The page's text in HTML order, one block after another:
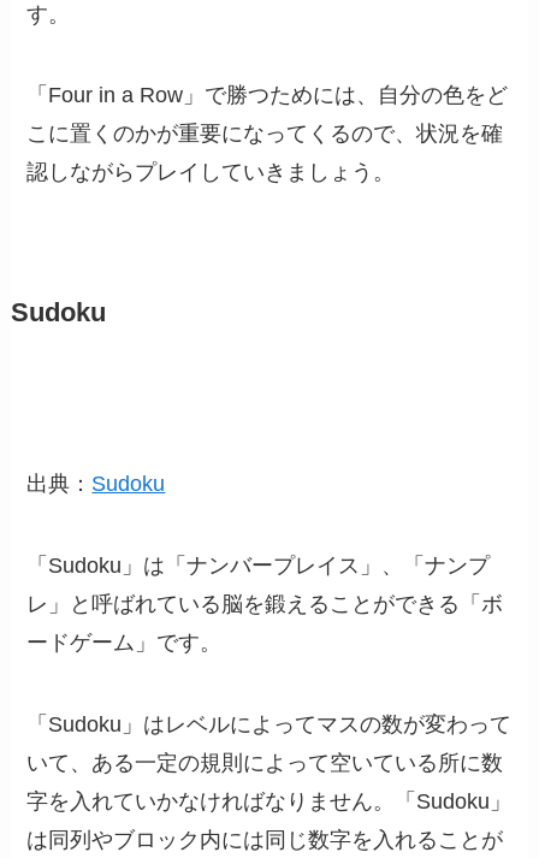
す。
「Four in a Row」で勝つためには、自分の色をど
こに置くのかが重要になってくるので、状況を確
認しながらプレイしていきましょう。
Sudoku
出典： Sudoku
「Sudoku」は「ナンバープレイス」、「ナンプ
レ」と呼ばれている脳を鍛えることができる「ボ
ードゲーム」です。
「Sudoku」はレベルによってマスの数が変わって
いて、ある一定の規則によって空いている所に数
字を入れていかなければなりません。「Sudoku」
は同列やブロック内には同じ数字を入れることが